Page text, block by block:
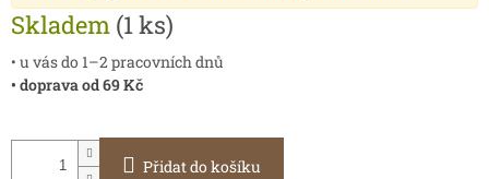
Skladem (1 ks)
• u vás do 1–2 pracovních dnů
• doprava od 69 Kč
Přidat do košíku